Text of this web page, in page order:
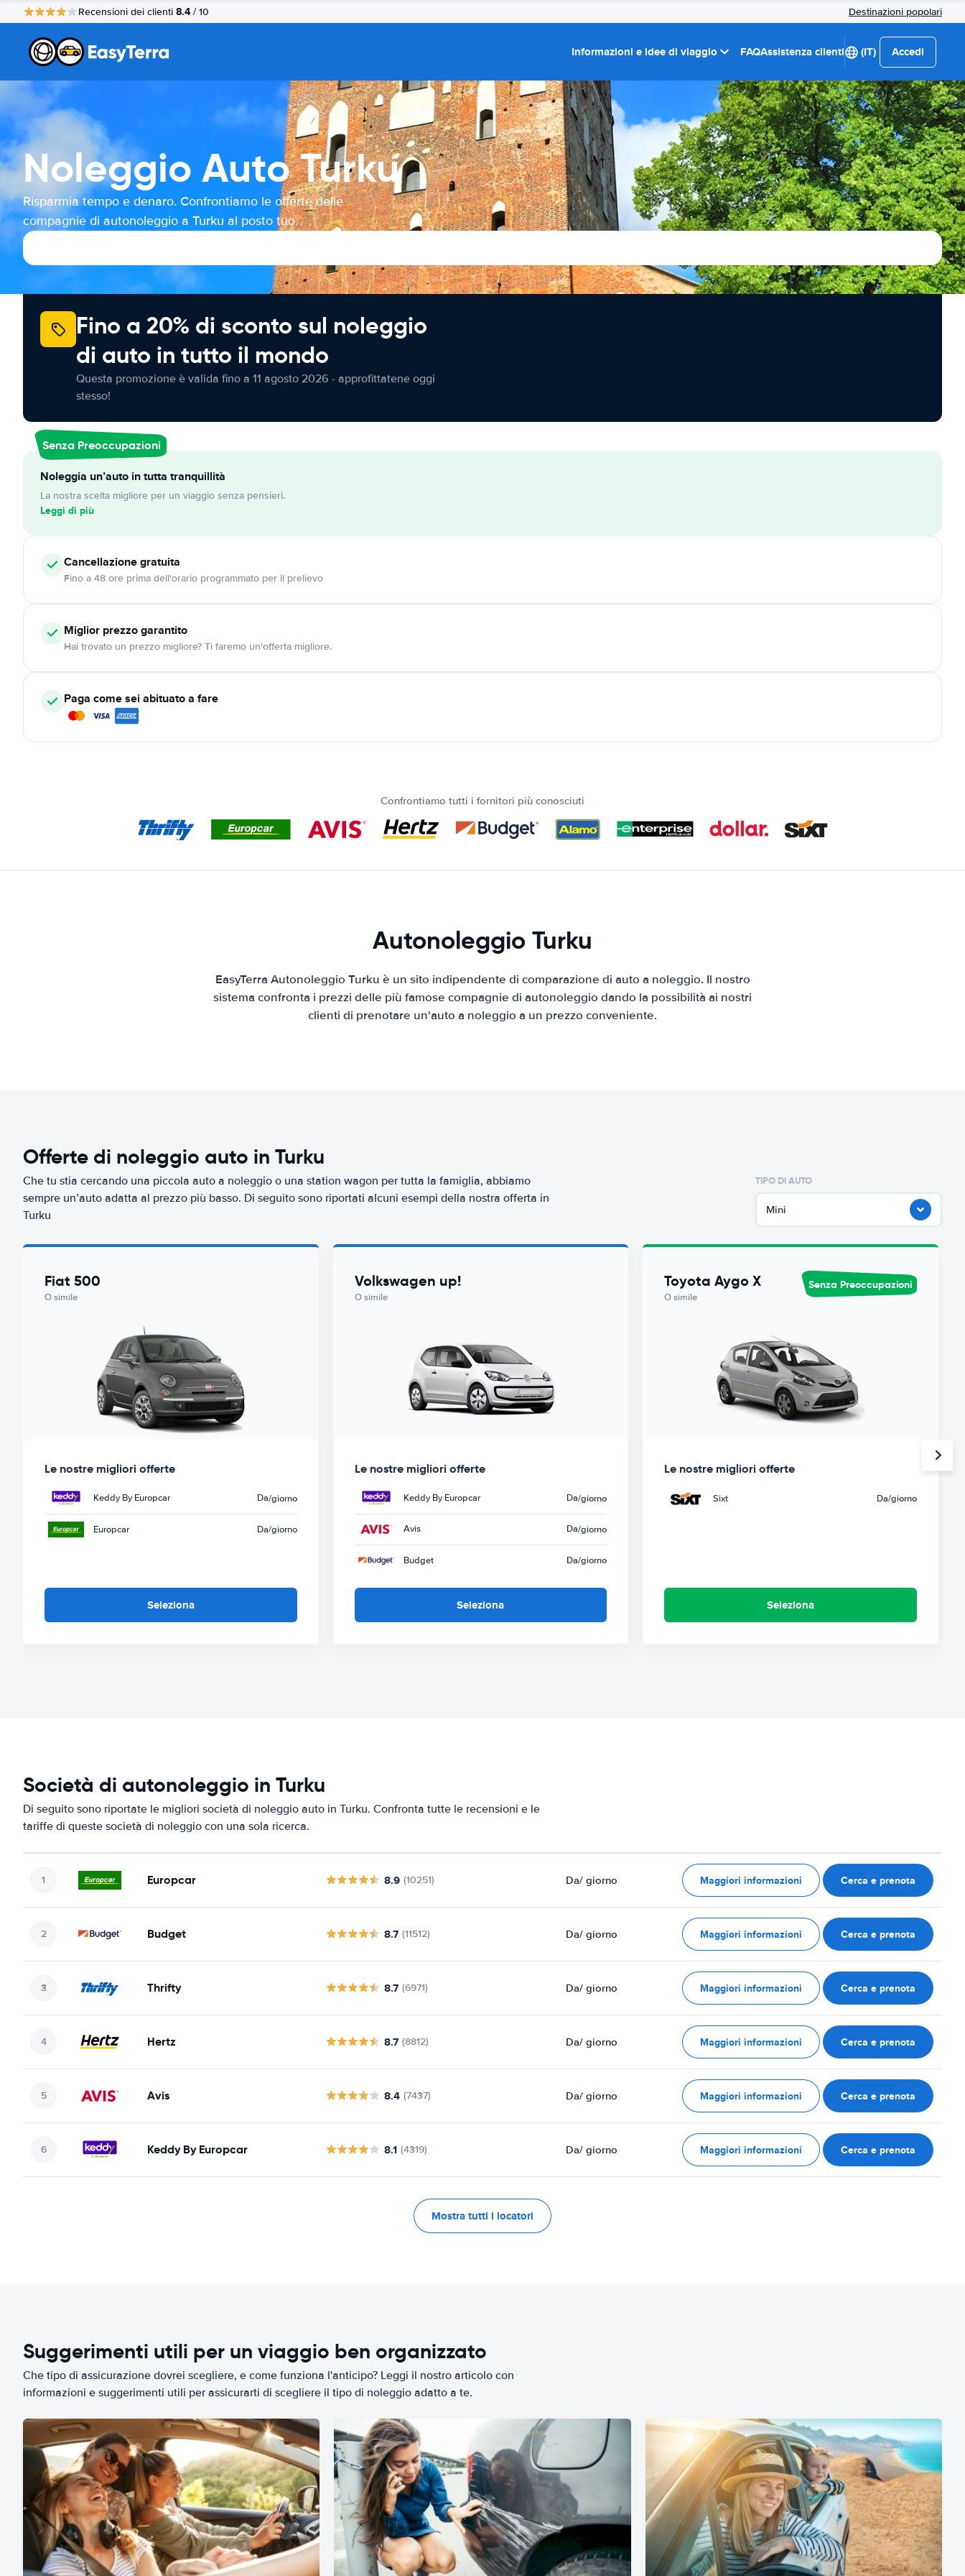
Recensioni dei clienti 8.4 / 10 Destinazioni popolari
Informazioni e idee di viaggio FAQAssistenza clienti (IT) Accedi
Noleggio Auto Turku
Risparmia tempo e denaro. Confrontiamo le offerte delle
compagnie di autonoleggio a Turku al posto tuo.
Fino a 20% di sconto sul noleggio
di auto in tutto il mondo
Questa promozione è valida fino a 11 agosto 2026 - approfittatene oggi
stesso!
Senza Preoccupazioni
Noleggia un’auto in tutta tranquillità
La nostra scelta migliore per un viaggio senza pensieri.
Leggi di più
Cancellazionegratuita
Fino a 48 ore prima dell'orario programmato per il prelievo
Miglior prezzo garantito
Hai trovato un prezzo migliore? Ti faremo un'offerta migliore.
Paga come sei abituato a fare
Confrontiamo tutti i fornitori più conosciuti
Autonoleggio Turku
EasyTerra Autonoleggio Turku è un sito indipendente di comparazione di auto a noleggio. Il nostro
sistema confronta i prezzi delle più famose compagnie di autonoleggio dando la possibilità ai nostri
clienti di prenotare un'auto a noleggio a un prezzo conveniente.
Offerte di noleggio auto in Turku
Che tu stia cercando una piccola auto a noleggio o una station wagon per tutta la famiglia, abbiamo
sempre un’auto adatta al prezzo più basso. Di seguito sono riportati alcuni esempi della nostra offerta in
Turku
TIPO DI AUTO
Mini
Fiat 500
O simile
Le nostre migliori offerte
Keddy By Europcar Da/giorno
Europcar Da/giorno
Seleziona
Volkswagen up!
O simile
Le nostre migliori offerte
Keddy By Europcar Da/giorno
Avis Da/giorno
Budget Da/giorno
Seleziona
Toyota Aygo X
O simile
Senza Preoccupazioni
Le nostre migliori offerte
Sixt Da/giorno
Seleziona
Società di autonoleggio in Turku
Di seguito sono riportate le migliori società di noleggio auto in Turku. Confronta tutte le recensioni e le
tariffe di queste società di noleggio con una sola ricerca.
Europcar 8.9 (10251) Da/ giorno Maggiori informazioni Cerca e prenota
Budget 8.7 (11512) Da/ giorno Maggiori informazioni Cerca e prenota
Thrifty 8.7 (6971) Da/ giorno Maggiori informazioni Cerca e prenota
Hertz 8.7 (8812) Da/ giorno Maggiori informazioni Cerca e prenota
Avis 8.4 (7437) Da/ giorno Maggiori informazioni Cerca e prenota
Keddy By Europcar 8.1 (4319) Da/ giorno Maggiori informazioni Cerca e prenota
Mostra tutti i locatori
Suggerimenti utili per un viaggio ben organizzato
Che tipo di assicurazione dovrei scegliere, e come funziona l'anticipo? Leggi il nostro articolo con
informazioni e suggerimenti utili per assicurarti di scegliere il tipo di noleggio adatto a te.